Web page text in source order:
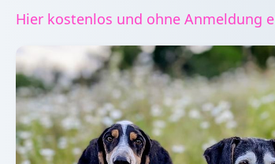
Hier kostenlos und ohne Anmeldung